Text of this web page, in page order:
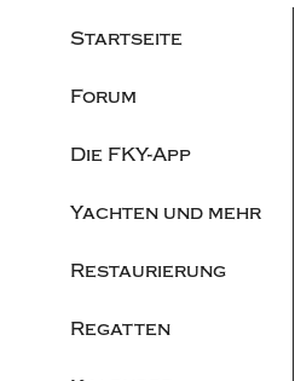
Startseite
Forum
Die FKY-App
Yachten und mehr
Restaurierung
Regatten